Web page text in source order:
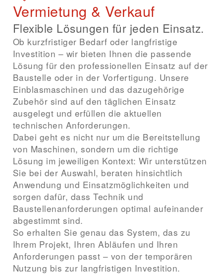
Vermietung & Verkauf
Flexible Lösungen für jeden Einsatz.
Ob kurzfristiger Bedarf oder langfristige
Investition – wir bieten Ihnen die passende
Lösung für den professionellen Einsatz auf der
Baustelle oder in der Vorfertigung. Unsere
Einblasmaschinen und das dazugehörige
Zubehör sind auf den täglichen Einsatz
ausgelegt und erfüllen die aktuellen
technischen Anforderungen.
Dabei geht es nicht nur um die Bereitstellung
von Maschinen, sondern um die richtige
Lösung im jeweiligen Kontext: Wir unterstützen
Sie bei der Auswahl, beraten hinsichtlich
Anwendung und Einsatzmöglichkeiten und
sorgen dafür, dass Technik und
Baustellenanforderungen optimal aufeinander
abgestimmt sind.
So erhalten Sie genau das System, das zu
Ihrem Projekt, Ihren Abläufen und Ihren
Anforderungen passt – von der temporären
Nutzung bis zur langfristigen Investition.